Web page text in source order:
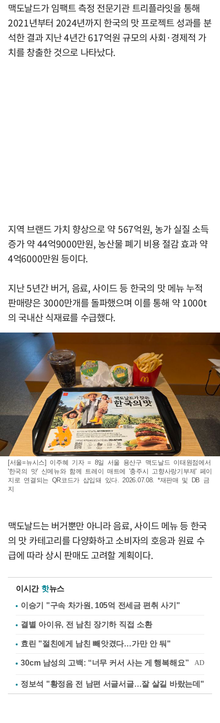
맥도날드가 임팩트 측정 전문기관 트리플라잇을 통해
2021년부터 2024년까지 한국의 맛 프로젝트 성과를 분
석한 결과 지난 4년간 617억원 규모의 사회·경제적 가
치를 창출한 것으로 나타났다.
지역 브랜드 가치 향상으로 약 567억원, 농가 실질 소득
증가 약 44억9000만원, 농산물 폐기 비용 절감 효과 약
4억6000만원 등이다.
지난 5년간 버거, 음료, 사이드 등 한국의 맛 메뉴 누적
판매량은 3000만개를 돌파했으며 이를 통해 약 1000t
의 국내산 식재료를 수급했다.
[서울=뉴시스] 이주혜 기자 = 8일 서울 용산구 맥도날드 이태원점에서
'한국의 맛' 신메뉴와 함께 트레이 매트에 '충주시 고향사랑기부제' 페이
지로 연결되는 QR코드가 삽입돼 있다. 2026.07.08. *재판매 및 DB 금
지
맥도날드는 버거뿐만 아니라 음료, 사이드 메뉴 등 한국
의 맛 카테고리를 다양화하고 소비자의 호응과 원료 수
급에 따라 상시 판매도 고려할 계획이다.
이시간 핫뉴스
이승기 "구속 차가원, 105억 전세금 편취 사기"
결별 아이유, 전 남친 장기하 직접 소환
효린 "절친에게 남친 빼앗겼다…가만 안 둬"
정보석 "황정음 전 남편 서글서글…잘 살길 바랐는데"